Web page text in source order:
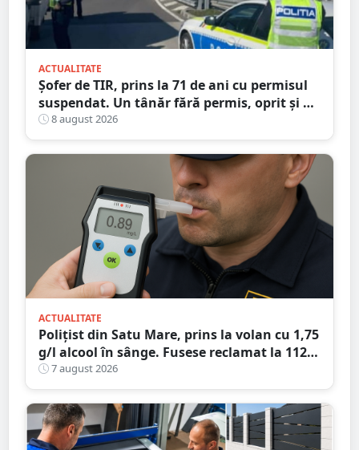
ACTUALITATE
Șofer de TIR, prins la 71 de ani cu permisul
suspendat. Un tânăr fără permis, oprit și el
la Petea
8 august 2026
ACTUALITATE
Polițist din Satu Mare, prins la volan cu 1,75
g/l alcool în sânge. Fusese reclamat la 112
că circula pe contrasens
7 august 2026